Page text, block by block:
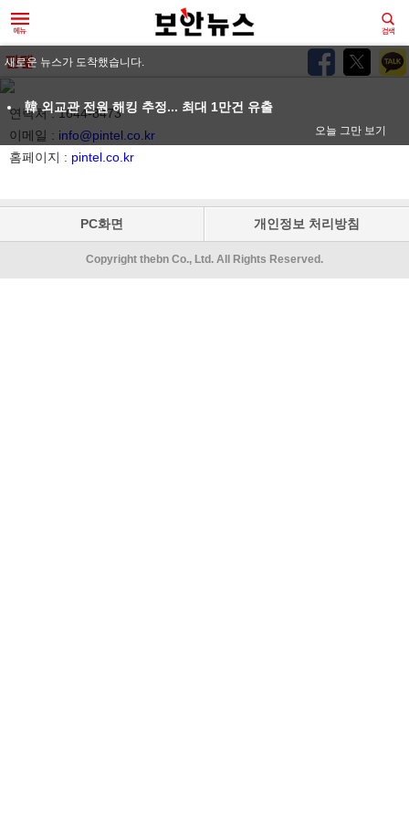
핀텔
연락처 : 1644-8473
이메일 : info@pintel.co.kr
홈페이지 : pintel.co.kr
PC화면 개인정보 처리방침
Copyright thebn Co., Ltd. All Rights Reserved.
새로운 뉴스가 도착했습니다.
韓 외교관 전원 해킹 추정... 최대 1만건 유출
오늘 그만 보기